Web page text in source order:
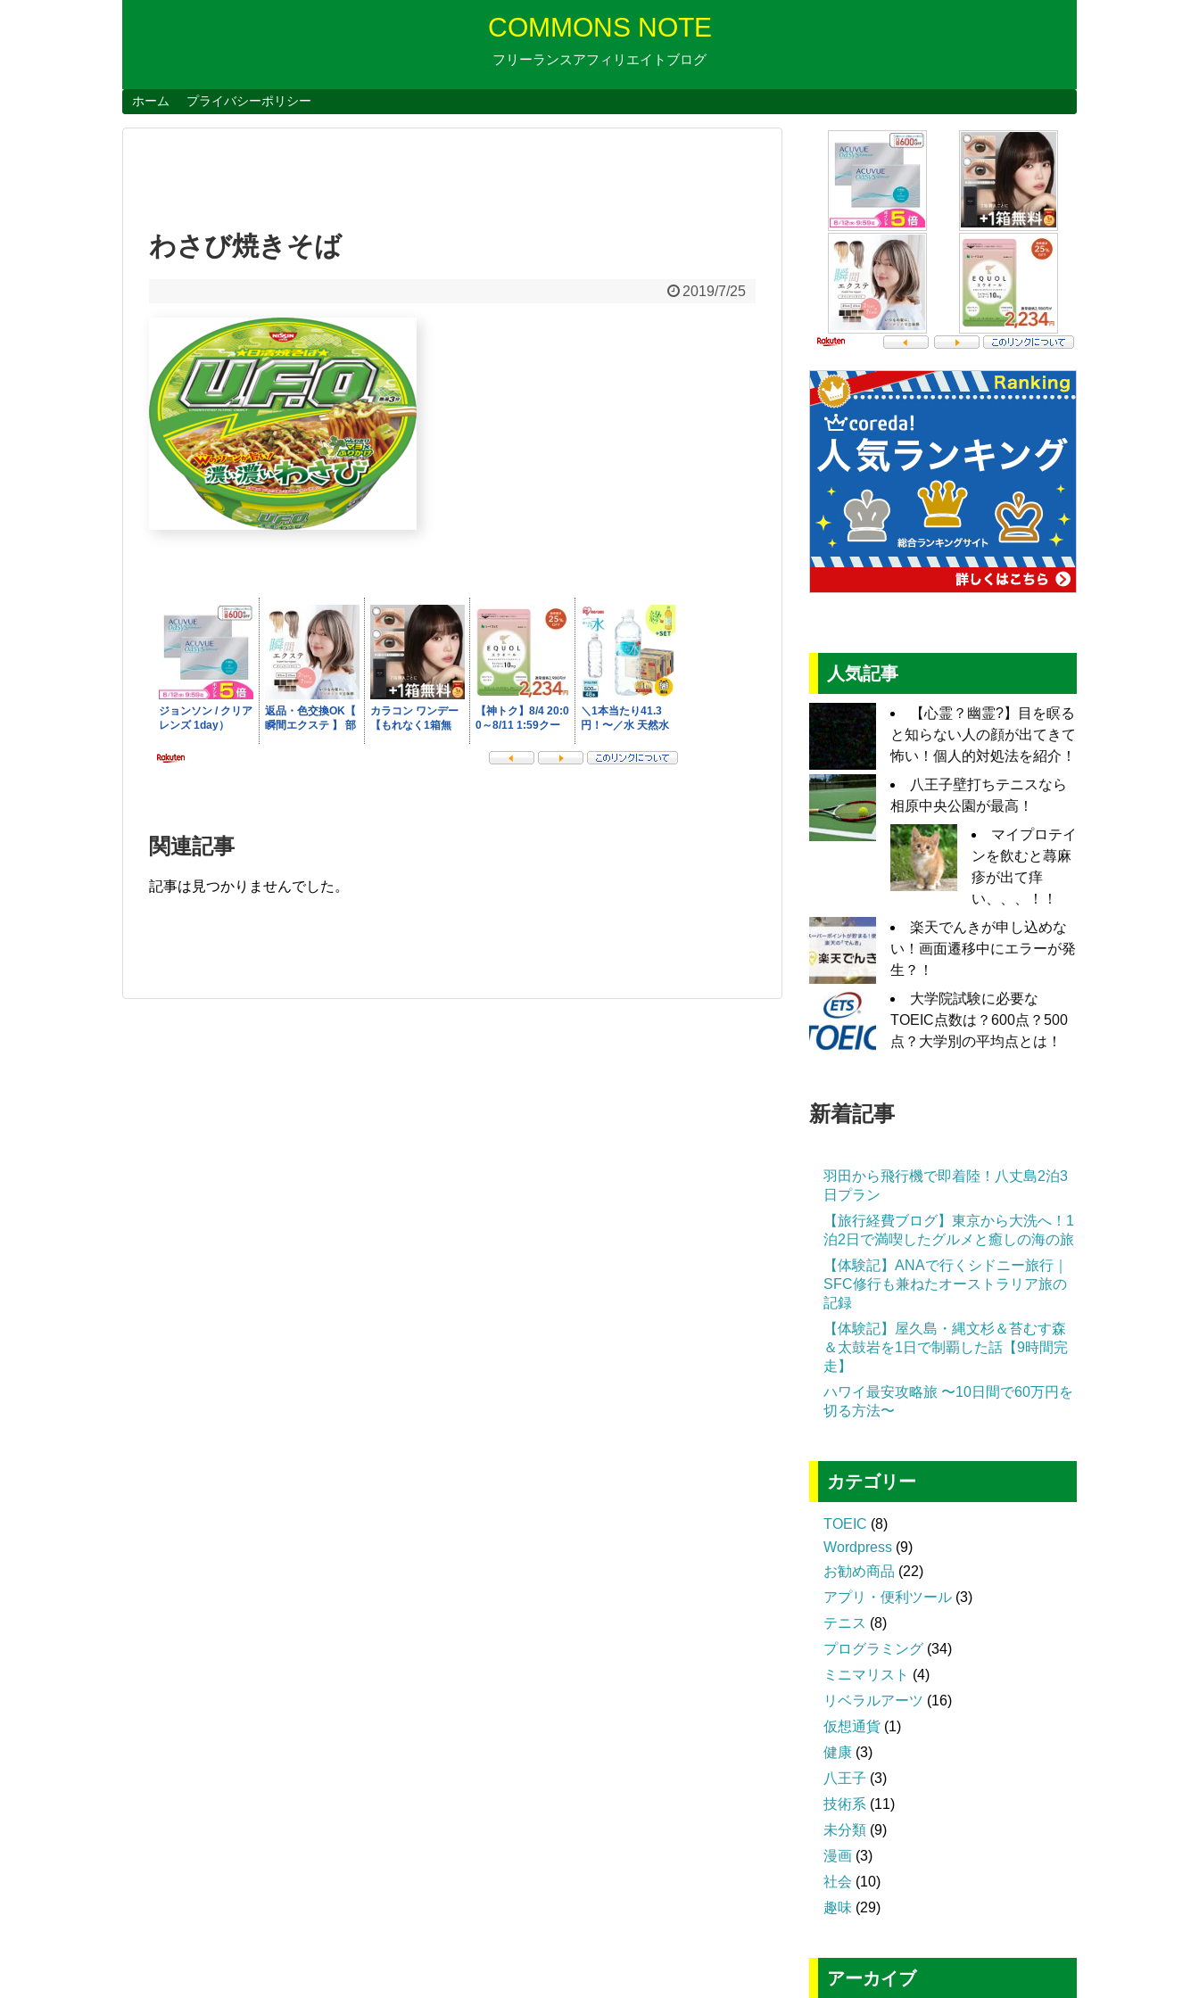
COMMONS NOTE
フリーランスアフィリエイトブログ
ホーム プライバシーポリシー
わさび焼きそば
2019/7/25
関連記事
記事は見つかりませんでした。
人気記事
【心霊？幽霊?】目を瞑る
と知らない人の顔が出てきて
怖い！個人的対処法を紹介！
八王子壁打ちテニスなら
相原中央公園が最高！
マイプロテイ
ンを飲むと蕁麻
疹が出て痒
い、、、！！
楽天でんきが申し込めな
い！画面遷移中にエラーが発
生？！
大学院試験に必要な
TOEIC点数は？600点？500
点？大学別の平均点とは！
新着記事
羽田から飛行機で即着陸！八丈島2泊3
日プラン
【旅行経費ブログ】東京から大洗へ！1
泊2日で満喫したグルメと癒しの海の旅
【体験記】ANAで行くシドニー旅行｜
SFC修行も兼ねたオーストラリア旅の
記録
【体験記】屋久島・縄文杉＆苔むす森
＆太鼓岩を1日で制覇した話【9時間完
走】
ハワイ最安攻略旅 〜10日間で60万円を
切る方法〜
カテゴリー
TOEIC (8)
Wordpress (9)
お勧め商品 (22)
アプリ・便利ツール (3)
テニス (8)
プログラミング (34)
ミニマリスト (4)
リベラルアーツ (16)
仮想通貨 (1)
健康 (3)
八王子 (3)
技術系 (11)
未分類 (9)
漫画 (3)
社会 (10)
趣味 (29)
アーカイブ